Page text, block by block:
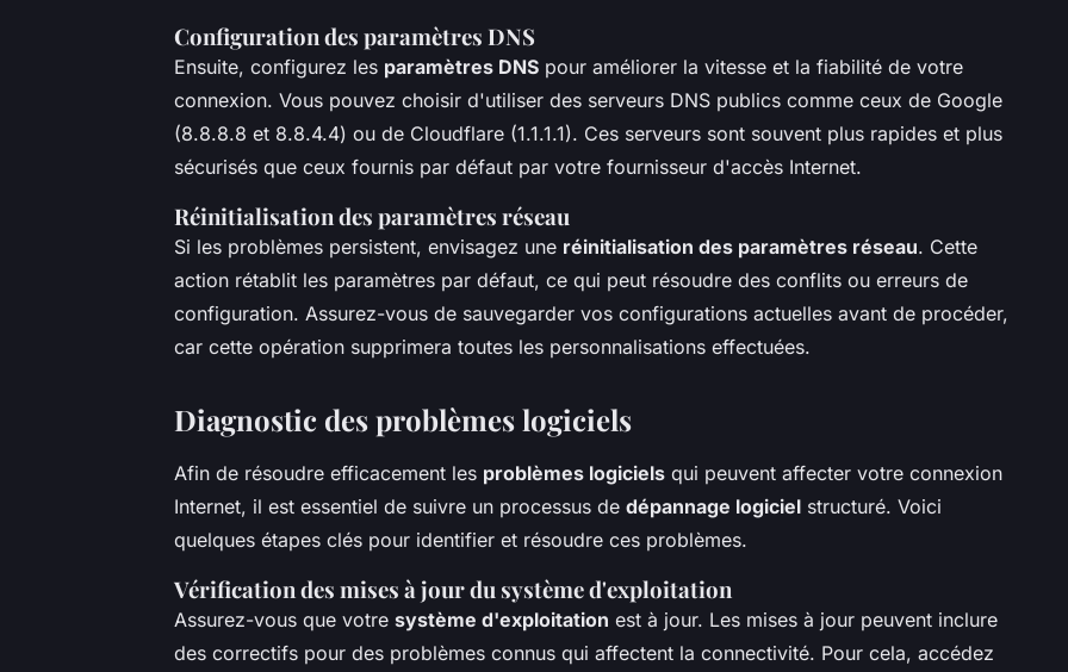
Configuration des paramètres DNS
Ensuite, configurez les paramètres DNS pour améliorer la vitesse et la fiabilité de votre
connexion. Vous pouvez choisir d'utiliser des serveurs DNS publics comme ceux de Google
(8.8.8.8 et 8.8.4.4) ou de Cloudflare (1.1.1.1). Ces serveurs sont souvent plus rapides et plus
sécurisés que ceux fournis par défaut par votre fournisseur d'accès Internet.
Réinitialisation des paramètres réseau
Si les problèmes persistent, envisagez une réinitialisation des paramètres réseau. Cette
action rétablit les paramètres par défaut, ce qui peut résoudre des conflits ou erreurs de
configuration. Assurez-vous de sauvegarder vos configurations actuelles avant de procéder,
car cette opération supprimera toutes les personnalisations effectuées.
Diagnostic des problèmes logiciels
Afin de résoudre efficacement les problèmes logiciels qui peuvent affecter votre connexion
Internet, il est essentiel de suivre un processus de dépannage logiciel structuré. Voici
quelques étapes clés pour identifier et résoudre ces problèmes.
Vérification des mises à jour du système d'exploitation
Assurez-vous que votre système d'exploitation est à jour. Les mises à jour peuvent inclure
des correctifs pour des problèmes connus qui affectent la connectivité. Pour cela, accédez